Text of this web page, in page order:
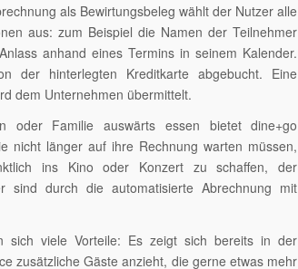
als Bewirtungsbeleg wählt der Nutzer alle
aus: zum Beispiel die Namen der Teilnehmer
anhand eines Termins in seinem Kalender.
der hinterlegten Kreditkarte abgebucht. Eine
dem Unternehmen übermittelt.
oder Familie auswärts essen bietet dine+go
nicht länger auf ihre Rechnung warten müssen,
ins Kino oder Konzert zu schaffen, der
sind durch die automatisierte Abrechnung mit
sich viele Vorteile: Es zeigt sich bereits in der
zusätzliche Gäste anzieht, die gerne etwas mehr